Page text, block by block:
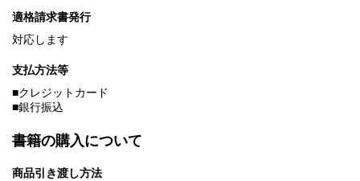
適格請求書発行
対応します
支払方法等
■クレジットカード
■銀行振込
書籍の購入について
商品引き渡し方法